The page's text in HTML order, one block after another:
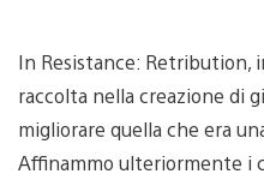
In Resistance: Retribution,
raccolta nella creazione di
migliorare quella che era
Affinammo ulteriormente i